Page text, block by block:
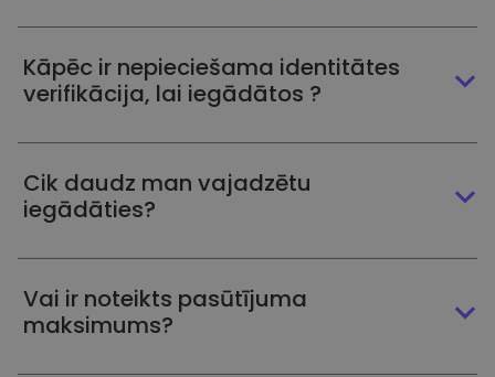
Kāpēc ir nepieciešama identitātes
verifikācija, lai iegādātos ?
Cik daudz man vajadzētu
iegādāties?
Vai ir noteikts pasūtījuma
maksimums?